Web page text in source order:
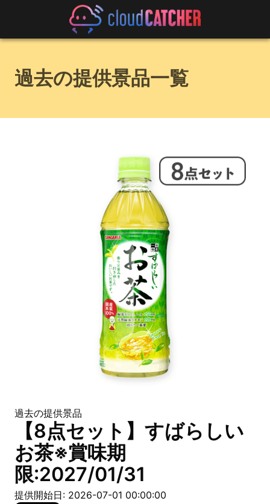
過去の提供景品一覧
過去の提供景品
【8点セット】すばらしい
お茶※賞味期
限:2027/01/31
提供開始日: 2026-07-01 00:00:00